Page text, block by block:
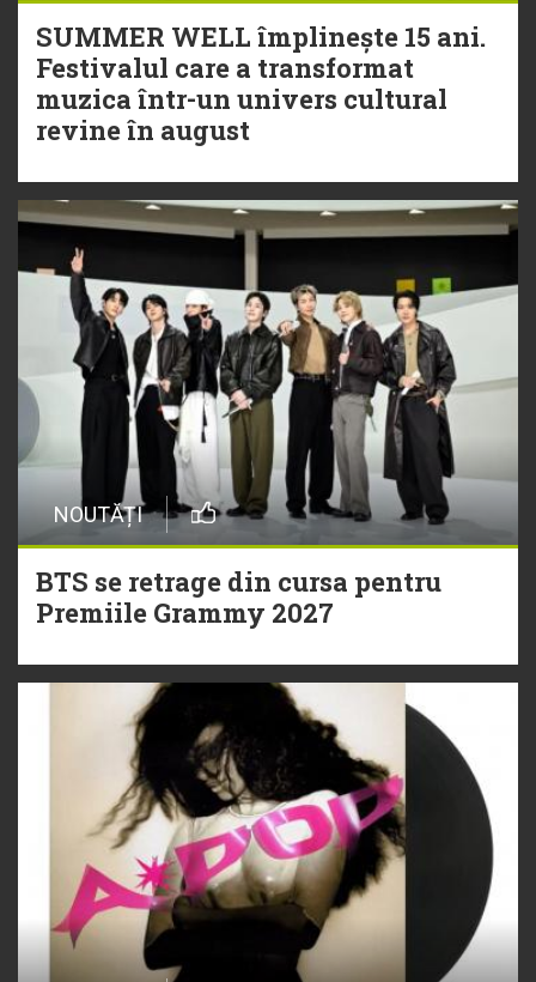
SUMMER WELL împlinește 15 ani.
Festivalul care a transformat
muzica într-un univers cultural
revine în august
NOUTĂȚI
BTS se retrage din cursa pentru
Premiile Grammy 2027